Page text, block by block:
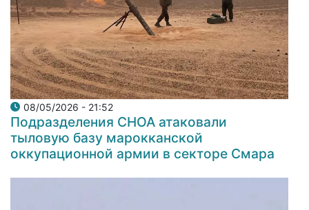
08/05/2026 - 21:52
Подразделения СНОА атаковали
тыловую базу марокканской
оккупационной армии в секторе Смара